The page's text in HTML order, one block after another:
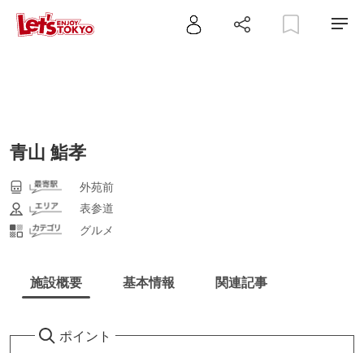
青山 鮨孝
外苑前
表参道
グルメ
施設概要 基本情報 関連記事
ポイント